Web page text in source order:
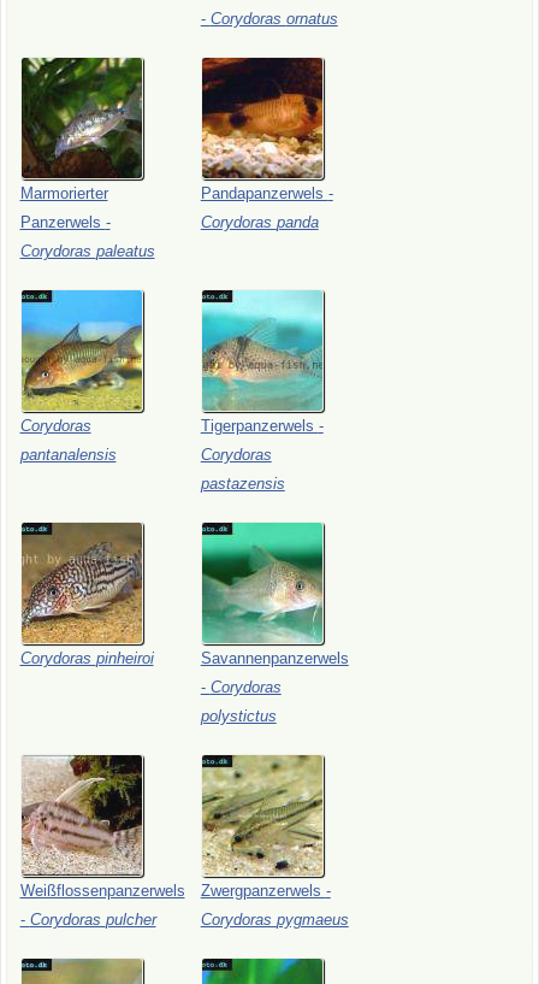
- Corydoras ornatus
Marmorierter
Panzerwels -
Corydoras paleatus
Pandapanzerwels -
Corydoras panda
Corydoras
pantanalensis
Tigerpanzerwels -
Corydoras
pastazensis
Corydoras pinheiroi
Savannenpanzerwels
- Corydoras
polystictus
Weißflossenpanzerwels
- Corydoras pulcher
Zwergpanzerwels -
Corydoras pygmaeus